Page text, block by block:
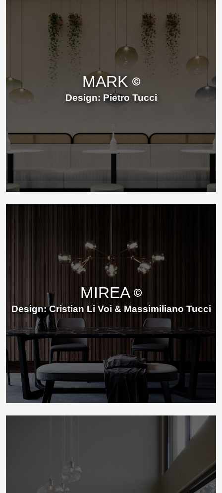
MARK
Design: Pietro Tucci
MIREA
Design: Cristian Li Voi & Massimiliano Tucci